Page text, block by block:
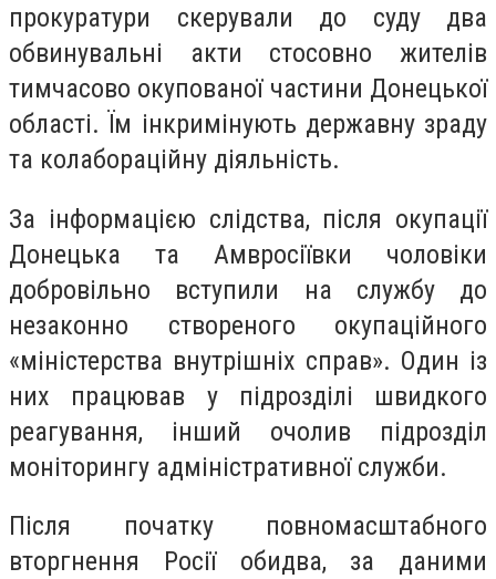
прокуратури скерували до суду два
обвинувальні акти стосовно жителів
тимчасово окупованої частини Донецької
області. Їм інкримінують державну зраду
та колабораційну діяльність.
За інформацією слідства, після окупації
Донецька та Амвросіївки чоловіки
добровільно вступили на службу до
незаконно створеного окупаційного
«міністерства внутрішніх справ». Один із
них працював у підрозділі швидкого
реагування, інший очолив підрозділ
моніторингу адміністративної служби.
Після початку повномасштабного
вторгнення Росії обидва, за даними